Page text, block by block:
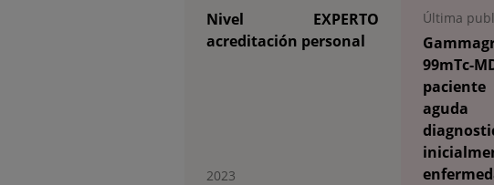
Nivel EXPERTO
acreditación personal
2023
Última
paciente
aguda